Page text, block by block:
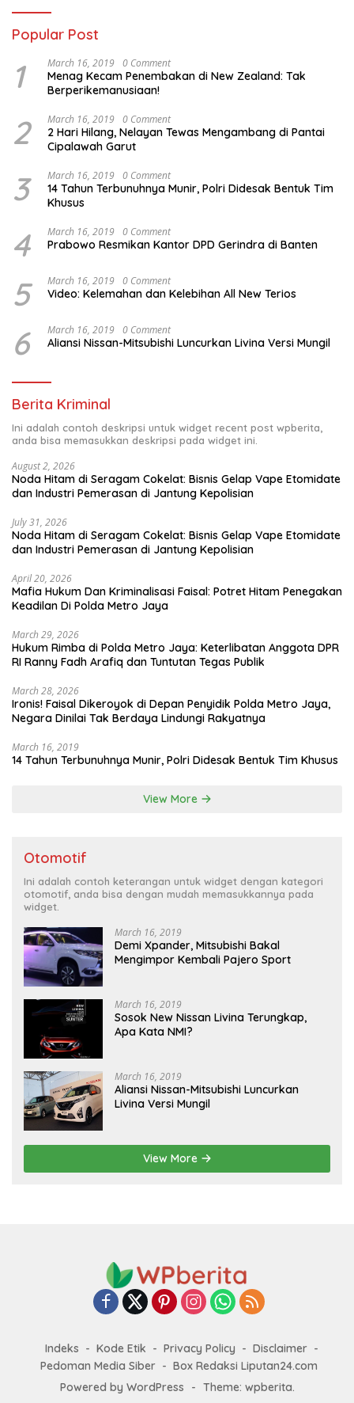
Popular Post
1 March 16, 2019 0 Comment
Menag Kecam Penembakan di New Zealand: Tak
Berperikemanusiaan!
2 March 16, 2019 0 Comment
2 Hari Hilang, Nelayan Tewas Mengambang di Pantai
Cipalawah Garut
3 March 16, 2019 0 Comment
14 Tahun Terbunuhnya Munir, Polri Didesak Bentuk Tim
Khusus
4 March 16, 2019 0 Comment
Prabowo Resmikan Kantor DPD Gerindra di Banten
5 March 16, 2019 0 Comment
Video: Kelemahan dan Kelebihan All New Terios
6 March 16, 2019 0 Comment
Aliansi Nissan-Mitsubishi Luncurkan Livina Versi Mungil
Berita Kriminal
Ini adalah contoh deskripsi untuk widget recent post wpberita,
anda bisa memasukkan deskripsi pada widget ini.
August 2, 2026
Noda Hitam di Seragam Cokelat: Bisnis Gelap Vape Etomidate
dan Industri Pemerasan di Jantung Kepolisian
July 31, 2026
Noda Hitam di Seragam Cokelat: Bisnis Gelap Vape Etomidate
dan Industri Pemerasan di Jantung Kepolisian
April 20, 2026
Mafia Hukum Dan Kriminalisasi Faisal: Potret Hitam Penegakan
Keadilan Di Polda Metro Jaya
March 29, 2026
Hukum Rimba di Polda Metro Jaya: Keterlibatan Anggota DPR
RI Ranny Fadh Arafiq dan Tuntutan Tegas Publik
March 28, 2026
Ironis! Faisal Dikeroyok di Depan Penyidik Polda Metro Jaya,
Negara Dinilai Tak Berdaya Lindungi Rakyatnya
March 16, 2019
14 Tahun Terbunuhnya Munir, Polri Didesak Bentuk Tim Khusus
View More
Otomotif
Ini adalah contoh keterangan untuk widget dengan kategori
otomotif, anda bisa dengan mudah memasukkannya pada
widget.
March 16, 2019
Demi Xpander, Mitsubishi Bakal
Mengimpor Kembali Pajero Sport
March 16, 2019
Sosok New Nissan Livina Terungkap,
Apa Kata NMI?
March 16, 2019
Aliansi Nissan-Mitsubishi Luncurkan
Livina Versi Mungil
View More
Indeks Kode Etik Privacy Policy
Disclaimer
Pedoman Media Siber
Box Redaksi Liputan24.com
Powered by WordPress
- Theme: wpberita.